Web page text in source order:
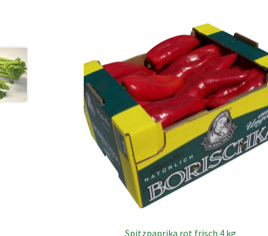
Spitzpaprika rot frisch 4 kg